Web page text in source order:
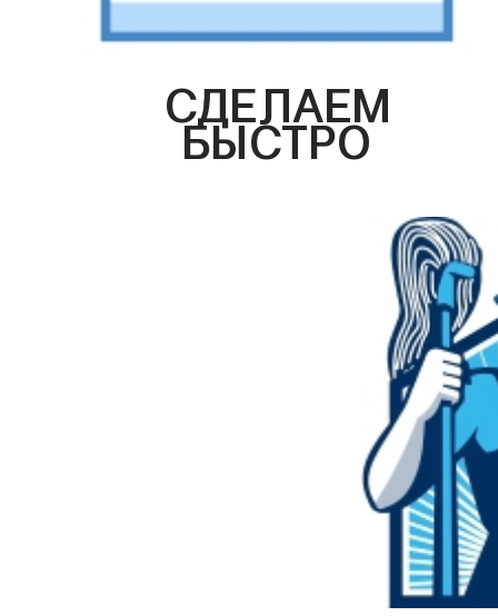
СДЕЛАЕМ
БЫСТРО